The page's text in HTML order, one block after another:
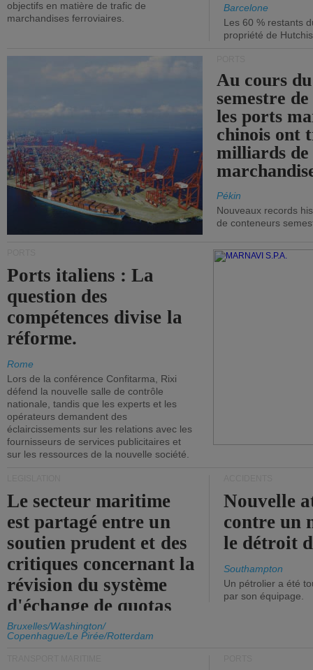
objectifs en matière de trafic de
marchandises ferroviaires.
Barcelone
Les 60 % restants
propriété de
Au cours
semestre
les ports
chinois ont
milliards de
Pékin
Nouveaux records
de conteneurs
Ports italiens : La
question des
compétences divise la
réforme.
Rome
Lors de la conférence Confitarma, Rixi
défend la nouvelle salle de contrôle
nationale, tandis que les experts et les
opérateurs demandent des
éclaircissements sur les relations avec les
fournisseurs de services publicitaires et
sur les ressources de la nouvelle société.
Le secteur maritime
est partagé entre un
soutien prudent et des
critiques concernant la
révision du système
d'échange de quotas
d'émission de l'UE.
Bruxelles/Washington/
Copenhague/Le Pirée/Rotterdam
Nouvelle
contre un
le détroit
Southampton
Un pétrolier a été
par son équipage.